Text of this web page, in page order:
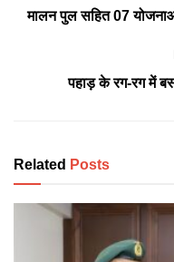
मालन पुल सहित 07
पहाड़ के रग-रग में
Related Posts